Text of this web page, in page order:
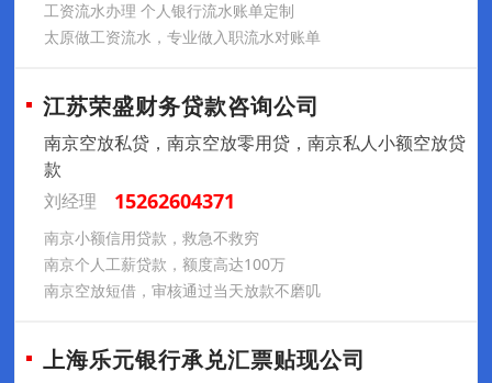
工资流水办理 个人银行流水账单定制
太原做工资流水，专业做入职流水对账单
江苏荣盛财务贷款咨询公司
南京空放私贷，南京空放零用贷，南京私人小额空放贷
款
刘经理
15262604371
南京小额信用贷款，救急不救穷
南京个人工薪贷款，额度高达100万
南京空放短借，审核通过当天放款不磨叽
上海乐元银行承兑汇票贴现公司